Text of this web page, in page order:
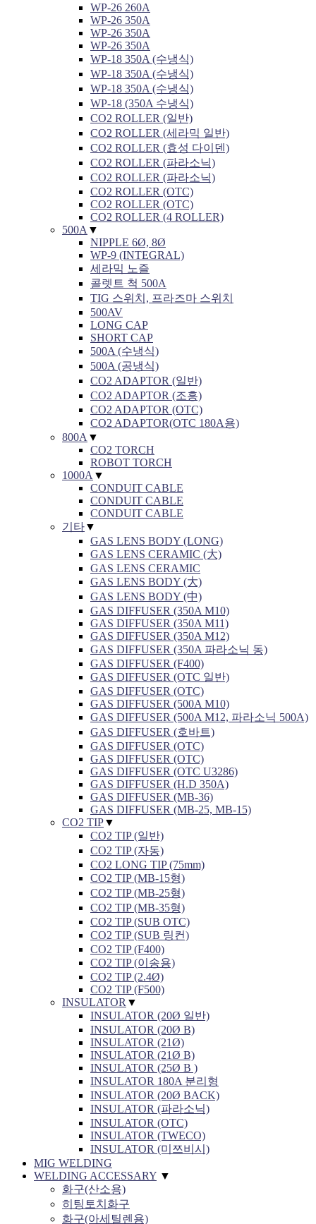
WP-26 260A
WP-26 350A
WP-26 350A
WP-26 350A
WP-18 350A (수냉식)
WP-18 350A (수냉식)
WP-18 350A (수냉식)
WP-18 (350A 수냉식)
CO2 ROLLER (일반)
CO2 ROLLER (세라믹 일반)
CO2 ROLLER (효성 다이덴)
CO2 ROLLER (파라소닉)
CO2 ROLLER (파라소닉)
CO2 ROLLER (OTC)
CO2 ROLLER (OTC)
CO2 ROLLER (4 ROLLER)
500A ▼
NIPPLE 6Ø, 8Ø
WP-9 (INTEGRAL)
세라믹 노즐
콜렛트 척 500A
TIG 스위치, 프라즈마 스위치
500AV
LONG CAP
SHORT CAP
500A (수냉식)
500A (공냉식)
CO2 ADAPTOR (일반)
CO2 ADAPTOR (조흥)
CO2 ADAPTOR (OTC)
CO2 ADAPTOR(OTC 180A용)
800A ▼
CO2 TORCH
ROBOT TORCH
1000A ▼
CONDUIT CABLE
CONDUIT CABLE
CONDUIT CABLE
기타▼
GAS LENS BODY (LONG)
GAS LENS CERAMIC (大)
GAS LENS CERAMIC
GAS LENS BODY (大)
GAS LENS BODY (中)
GAS DIFFUSER (350A M10)
GAS DIFFUSER (350A M11)
GAS DIFFUSER (350A M12)
GAS DIFFUSER (350A 파라소닉 동)
GAS DIFFUSER (F400)
GAS DIFFUSER (OTC 일반)
GAS DIFFUSER (OTC)
GAS DIFFUSER (500A M10)
GAS DIFFUSER (500A M12, 파라소닉 500A)
GAS DIFFUSER (호바트)
GAS DIFFUSER (OTC)
GAS DIFFUSER (OTC)
GAS DIFFUSER (OTC U3286)
GAS DIFFUSER (H.D 350A)
GAS DIFFUSER (MB-36)
GAS DIFFUSER (MB-25, MB-15)
CO2 TIP▼
CO2 TIP (일반)
CO2 TIP (자동)
CO2 LONG TIP (75mm)
CO2 TIP (MB-15형)
CO2 TIP (MB-25형)
CO2 TIP (MB-35형)
CO2 TIP (SUB OTC)
CO2 TIP (SUB 링컨)
CO2 TIP (F400)
CO2 TIP (이송용)
CO2 TIP (2.4Ø)
CO2 TIP (F500)
INSULATOR ▼
INSULATOR (20Ø 일반)
INSULATOR (20Ø B)
INSULATOR (21Ø)
INSULATOR (21Ø B)
INSULATOR (25Ø B )
INSULATOR 180A 분리형
INSULATOR (20Ø BACK)
INSULATOR (파라소닉)
INSULATOR (OTC)
INSULATOR (TWECO)
INSULATOR (미쯔비시)
MIG WELDING
WELDING ACCESSARY ▼
화구(산소용)
히팅토치화구
화구(아세틸렌용)